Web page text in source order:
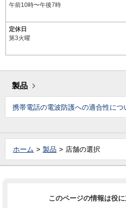
午前10時〜午後7時
定休日
第3火曜
製品
携帯電話の電波防護への適合性につ
ホーム 製品 店舗の選択
このページの情報は役